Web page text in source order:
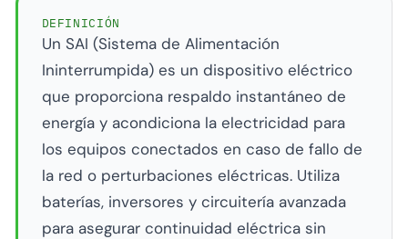
DEFINICIÓN
Un SAI (Sistema de Alimentación
Ininterrumpida) es un dispositivo eléctrico
que proporciona respaldo instantáneo de
energía y acondiciona la electricidad para
los equipos conectados en caso de fallo de
la red o perturbaciones eléctricas. Utiliza
baterías, inversores y circuitería avanzada
para asegurar continuidad eléctrica sin